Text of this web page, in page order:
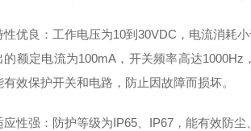
性优良：工作电压为10到30VDC，电流消耗
的额定电流为100mA，开关频率高达
效保护开关和电路，防止因故障而损坏。
应性强：防护等级为IP65、IP67，能有效防